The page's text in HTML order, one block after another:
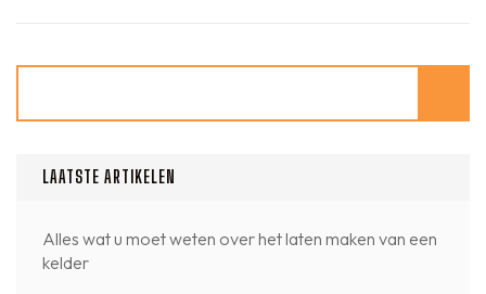
LAATSTE ARTIKELEN
Alles wat u moet weten over het laten maken van een
kelder